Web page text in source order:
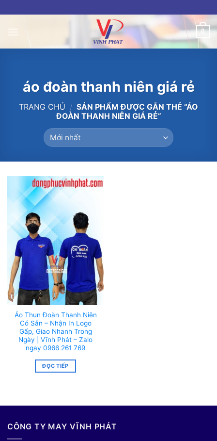
to
content
0
áo đoàn thanh niên giá rẻ
TRANG CHỦ / SẢN PHẨM ĐƯỢC GẮN THẺ “ÁO
ĐOÀN THANH NIÊN GIÁ RẺ”
Áo Thun Đoàn Thanh Niên
Có Sẵn – Nhận In Logo
Gấp, Giao Nhanh Trong
Ngày | Vĩnh Phát – Zalo
ngay 0966 261 769
ĐỌC TIẾP
CÔNG TY MAY VĨNH PHÁT